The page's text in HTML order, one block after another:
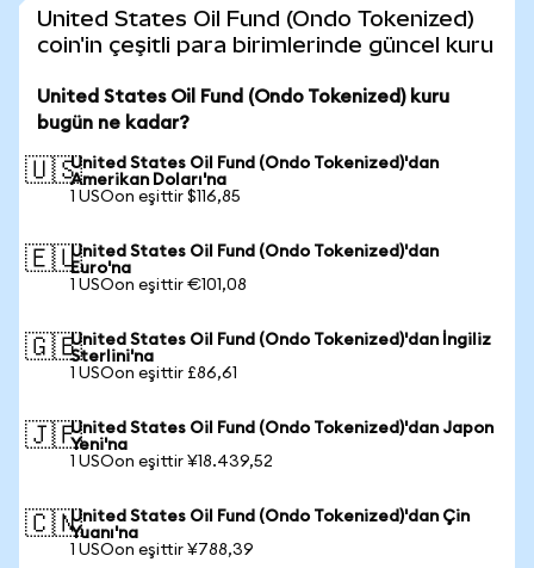
United States Oil Fund (Ondo Tokenized)
coin'in çeşitli para birimlerinde güncel kuru
United States Oil Fund (Ondo Tokenized) kuru
bugün ne kadar?
🇺🇸United States Oil Fund (Ondo Tokenized)'dan
Amerikan Doları'na
1 USOon eşittir $116,85
🇪🇺United States Oil Fund (Ondo Tokenized)'dan
Euro'na
1 USOon eşittir €101,08
🇬🇧United States Oil Fund (Ondo Tokenized)'dan İngiliz
Sterlini'na
1 USOon eşittir £86,61
🇯🇵United States Oil Fund (Ondo Tokenized)'dan Japon
Yeni'na
1 USOon eşittir ¥18.439,52
🇨🇳United States Oil Fund (Ondo Tokenized)'dan Çin
Yuanı'na
1 USOon eşittir ¥788,39